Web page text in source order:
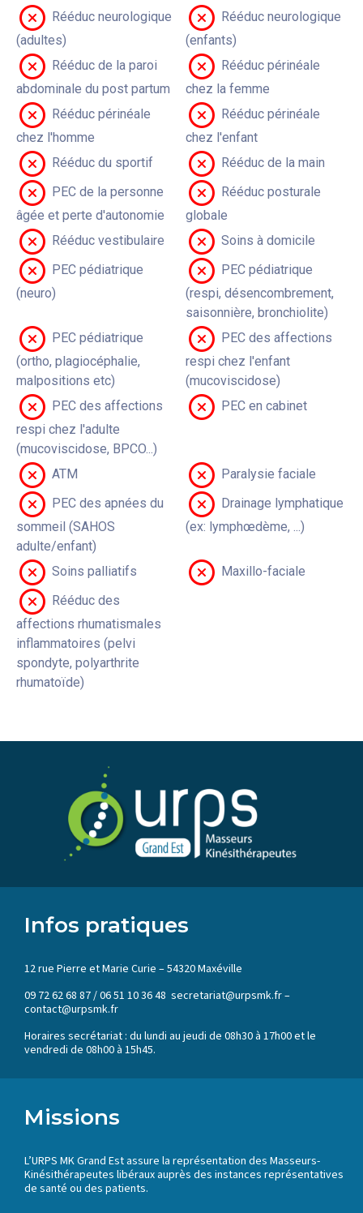
Rééduc neurologique
(adultes)
Rééduc neurologique
(enfants)
Rééduc de la paroi
abdominale du post partum
Rééduc périnéale
chez la femme
Rééduc périnéale
chez l'homme
Rééduc périnéale
chez l'enfant
Rééduc du sportif
Rééduc de la main
PEC de la personne
âgée et perte d'autonomie
Rééduc posturale
globale
Rééduc vestibulaire
Soins à domicile
PEC pédiatrique
(neuro)
PEC pédiatrique
(respi, désencombrement,
saisonnière, bronchiolite)
PEC pédiatrique
(ortho, plagiocéphalie,
malpositions etc)
PEC des affections
respi chez l'enfant
(mucoviscidose)
PEC des affections
respi chez l'adulte
(mucoviscidose, BPCO...)
PEC en cabinet
ATM
Paralysie faciale
PEC des apnées du
sommeil (SAHOS
adulte/enfant)
Drainage lymphatique
(ex: lymphœdème, ...)
Soins palliatifs
Maxillo-faciale
Rééduc des
affections rhumatismales
inflammatoires (pelvi
spondyte, polyarthrite
rhumatoïde)
Infos pratiques
12 rue Pierre et Marie Curie – 54320 Maxéville
09 72 62 68 87 / 06 51 10 36 48 secretariat@urpsmk.fr –
contact@urpsmk.fr
Horaires secrétariat : du lundi au jeudi de 08h30 à 17h00 et le
vendredi de 08h00 à 15h45.
Missions
L’URPS MK Grand Est assure la représentation des Masseurs-
Kinésithérapeutes libéraux auprès des instances représentatives
de santé ou des patients.